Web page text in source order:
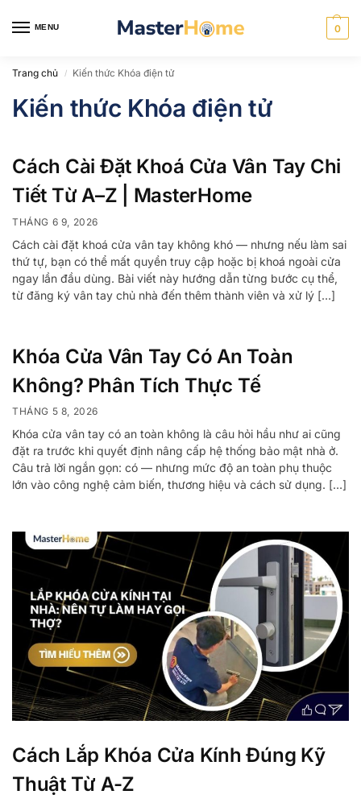
MENU 0
Trang chủ / Kiến thức Khóa điện tử
Kiến thức Khóa điện tử
Cách Cài Đặt Khoá Cửa Vân Tay Chi
Tiết Từ A–Z | MasterHome
THÁNG 6 9, 2026
Cách cài đặt khoá cửa vân tay không khó — nhưng nếu làm sai
thứ tự, bạn có thể mất quyền truy cập hoặc bị khoá ngoài cửa
ngay lần đầu dùng. Bài viết này hướng dẫn từng bước cụ thể,
từ đăng ký vân tay chủ nhà đến thêm thành viên và xử lý […]
Khóa Cửa Vân Tay Có An Toàn
Không? Phân Tích Thực Tế
THÁNG 5 8, 2026
Khóa cửa vân tay có an toàn không là câu hỏi hầu như ai cũng
đặt ra trước khi quyết định nâng cấp hệ thống bảo mật nhà ở.
Câu trả lời ngắn gọn: có — nhưng mức độ an toàn phụ thuộc
lớn vào công nghệ cảm biến, thương hiệu và cách sử dụng. […]
Cách Lắp Khóa Cửa Kính Đúng Kỹ
Thuật Từ A-Z